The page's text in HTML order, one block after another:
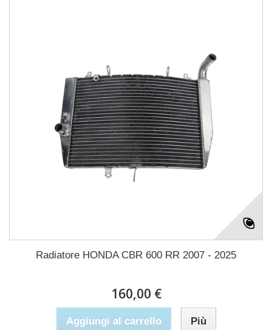
Radiatore HONDA CBR 600 RR 2007 - 2025
160,00 €
Aggiungi al carrello Più